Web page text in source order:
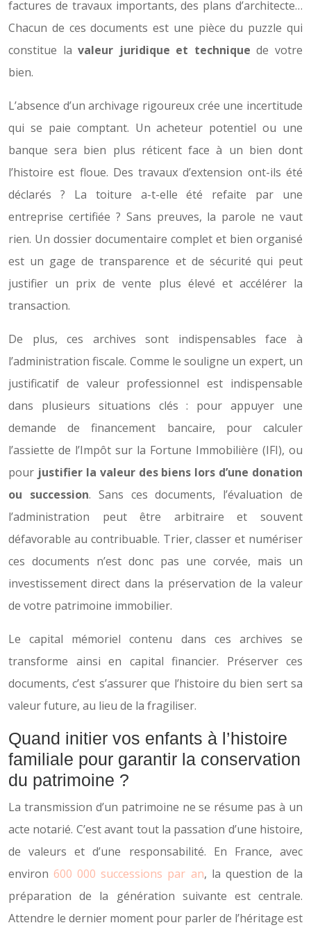
factures de travaux importants, des plans d’architecte…
Chacun de ces documents est une pièce du puzzle qui
constitue lavaleur juridique et technique de votre
bien.
L’absence d’un archivage rigoureux crée une incertitude
qui se paie comptant. Un acheteur potentiel ou une
banque sera bien plus réticent face à un bien dont
l’histoire est floue. Des travaux d’extension ont-ils été
déclarés ? La toiture a-t-elle été refaite par une
entreprise certifiée ? Sans preuves, la parole ne vaut
rien. Un dossier documentaire complet et bien organisé
est un gage de transparence et de sécurité qui peut
justifier un prix de vente plus élevé et accélérer la
transaction.
De plus, ces archives sont indispensables face à
l’administration fiscale. Comme le souligne un expert, un
justificatif de valeur professionnel est indispensable
dans plusieurs situations clés : pour appuyer une
demande de financement bancaire, pour calculer
l’assiette de l’Impôt sur la Fortune Immobilière (IFI), ou
pour justifier la valeur des biens lors d’une donation
ou succession. Sans ces documents, l’évaluation de
l’administration peut être arbitraire et souvent
défavorable au contribuable. Trier, classer et numériser
ces documents n’est donc pas une corvée, mais un
investissement direct dans la préservation de la valeur
de votre patrimoine immobilier.
Le capital mémoriel contenu dans ces archives se
transforme ainsi en capital financier. Préserver ces
documents, c’est s’assurer que l’histoire du bien sert sa
valeur future, au lieu de la fragiliser.
Quand initier vos enfants à l’histoire
familiale pour garantir la conservation
du patrimoine ?
La transmission d’un patrimoine ne se résume pas à un
acte notarié. C’est avant tout la passation d’une histoire,
de valeurs et d’une responsabilité. En France, avec
environ 600 000 successions par an, la question de la
préparation de la génération suivante est centrale.
Attendre le dernier moment pour parler de l’héritage est